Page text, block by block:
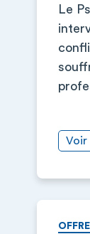
Le
Voir